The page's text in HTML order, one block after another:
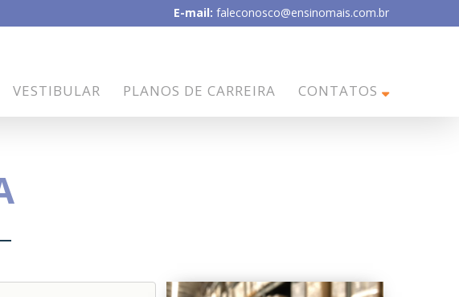
E-mail: faleconosco@ensinomais.com.br
VESTIBULAR PLANOS DE CARREIRA CONTATOS